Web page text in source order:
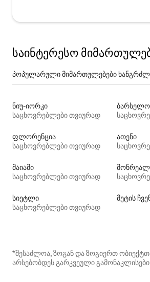
საინტერესო
პოპულარული მიმართულებები
ნიუ-იორკი
საცხოვრებლები თვიურად
ფლორენცია
საცხოვრებლები თვიურად
ათენი
მაიამი
საცხოვრებლები თვიურად
სიეტლი
საცხოვრებლები თვიურად
მეტის
*შესაძლოა, ზოგან და ზოგიერთ
არსებობდეს გარკვეული